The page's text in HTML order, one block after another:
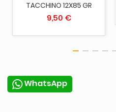
TACCHINO 12X85 GR
9,50 €
WhatsApp